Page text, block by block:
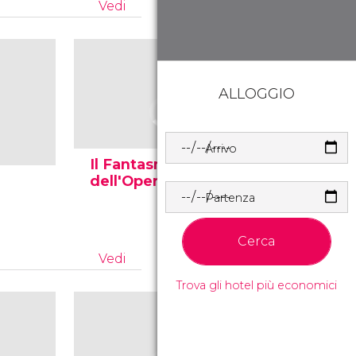
Vedi
Il Fantasma
dell'Opera
Il
Vedi
ALLOGGIO
Arrivo
Partenza
Cerca
Trova gli hotel più economici